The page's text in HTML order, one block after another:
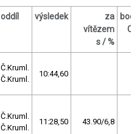
oddíl výsledek
za
vítězem
s / %
body
OČ
Č.Kruml.
Č.Kruml.
10:44,60
Č.Kruml.
Č.Kruml.
11:28,50 43.90/6,8